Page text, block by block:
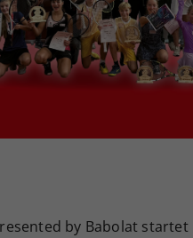
by Babolat startet
Ihrer vorgenommen
Webseiten-Betreiber